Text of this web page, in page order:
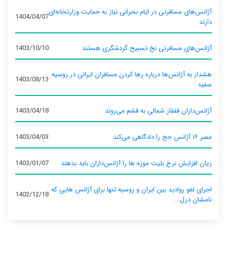
آژانس‌های مسافرتی در ایام بحرانی نیاز به حمایت وزارتخانه‌ای
دارند
1404/04/07
آژانس‌های مسافرتی نخ تسبیح گردشگری هستند 1403/10/10
هشدار به آژانس‌ها درباره رها کردن مسافران ایرانی در روسیه
سفید
1403/08/13
آژانس‌داران قفقاز شمالی به قشم می‌روند 1403/04/18
مصر ۱۶ آژانس حج را دادگاهی می‌کند 1403/04/03
زیان افزایش نرخ بلیت موزه ها را آژانس‌داران باید بدهند 1403/01/07
اجرای لغو روادید بین ایران و روسیه تنها برای آژانس‌ هایی که
نامشان درل...
1402/12/18